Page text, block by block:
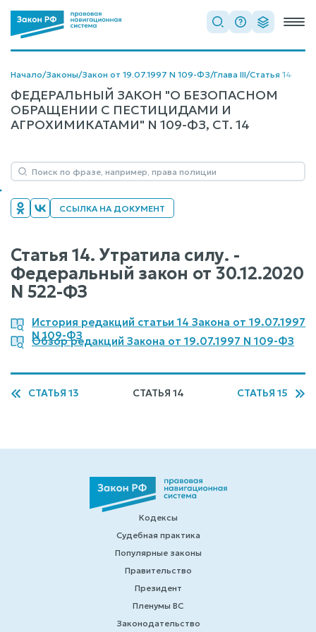
Начало/Законы/Закон от 19.07.1997 N 109-ФЗ/Глава III/Статья 14
ФЕДЕРАЛЬНЫЙ ЗАКОН "О БЕЗОПАСНОМ
ОБРАЩЕНИИ С ПЕСТИЦИДАМИ И
АГРОХИМИКАТАМИ" N 109-ФЗ, СТ. 14
ССЫЛКА НА ДОКУМЕНТ
Статья 14. Утратила силу. -
Федеральный закон от 30.12.2020
N 522-ФЗ
История редакций статьи 14 Закона от 19.07.1997
N 109-ФЗ
Обзор редакций Закона от 19.07.1997 N 109-ФЗ
СТАТЬЯ 13 СТАТЬЯ 14 СТАТЬЯ 15
Кодексы
Судебная практика
Популярные законы
Правительство
Президент
Пленумы ВС
Законодательство